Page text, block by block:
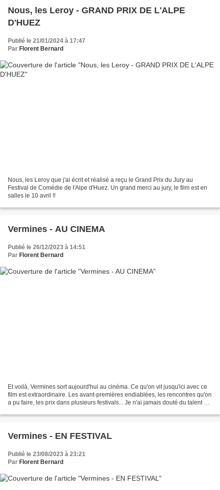
Nous, les Leroy - GRAND PRIX DE L'ALPE
D'HUEZ
Publié le 21/01/2024 à 17:47
Par Florent Bernard
Nous, les Leroy que j'ai écrit et réalisé a reçu le Grand Prix du Jury au
Festival de Comédie de l'Alpe d'Huez. Un grand merci au jury, le film est en
salles le 10 avril !!
Vermines - AU CINEMA
Publié le 26/12/2023 à 14:51
Par Florent Bernard
Et voilà, Vermines sort aujourd'hui au cinéma. Ce qu'on vit jusqu'ici avec ce
film est extraordinaire. Les avant-premières endiablées, les rencontres qu'on
a pu faire, les prix dans plusieurs festivals... Je n'ai jamais douté du talent de
Vermines - EN FESTIVAL
Publié le 23/08/2023 à 23:21
Par Florent Bernard